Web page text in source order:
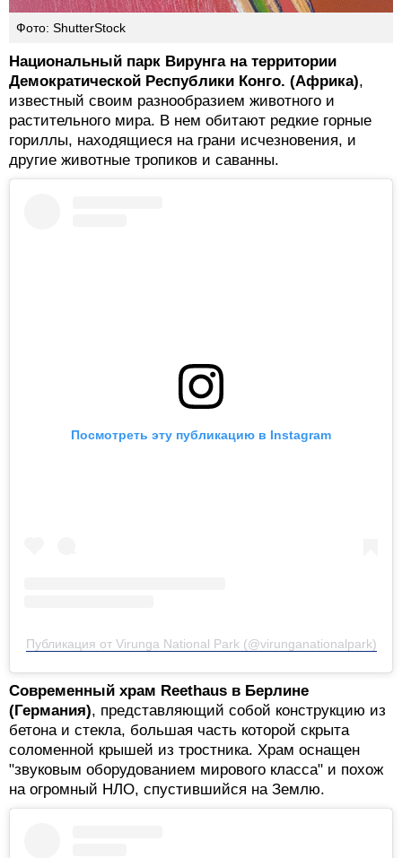
Фото: ShutterStock
Национальный парк Вирунга на территории
Демократической Республики Конго. (Африка),
известный своим разнообразием животного и
растительного мира. В нем обитают редкие горные
гориллы, находящиеся на грани исчезновения, и
другие животные тропиков и саванны.
Посмотреть эту публикацию в Instagram
Публикация от Virunga National Park (@virunganationalpark)
Современный храм Reethaus в Берлине
(Германия), представляющий собой конструкцию из
бетона и стекла, большая часть которой скрыта
соломенной крышей из тростника. Храм оснащен
"звуковым оборудованием мирового класса" и похож
на огромный НЛО, спустившийся на Землю.